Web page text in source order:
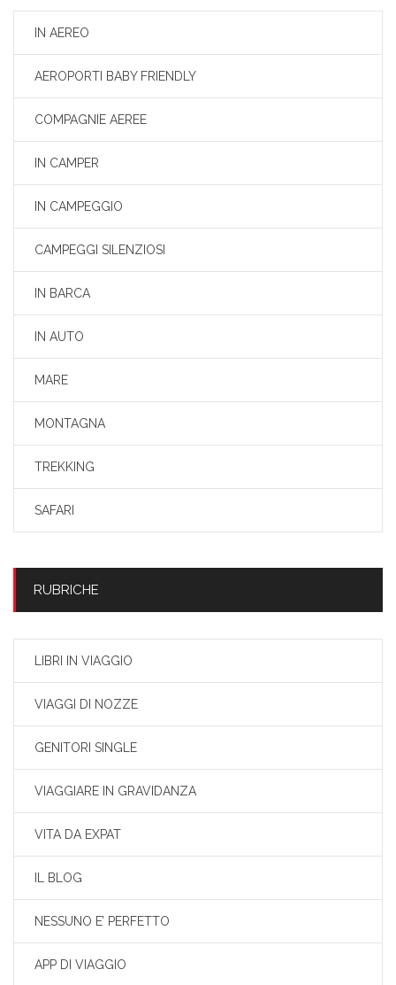
IN AEREO
AEROPORTI BABY FRIENDLY
COMPAGNIE AEREE
IN CAMPER
IN CAMPEGGIO
CAMPEGGI SILENZIOSI
IN BARCA
IN AUTO
MARE
MONTAGNA
TREKKING
SAFARI
RUBRICHE
LIBRI IN VIAGGIO
VIAGGI DI NOZZE
GENITORI SINGLE
VIAGGIARE IN GRAVIDANZA
VITA DA EXPAT
IL BLOG
NESSUNO E’ PERFETTO
APP DI VIAGGIO